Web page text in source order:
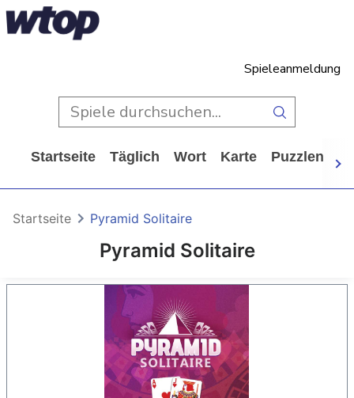
Spieleanmeldung
Startseite Täglich Wort Karte Puzzlen
Pyramid Solitaire
Startseite Pyramid Solitaire